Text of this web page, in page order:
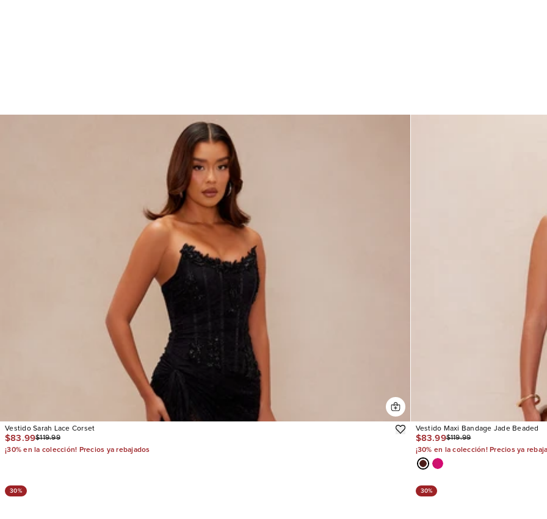
Vestido Sarah Lace Corset
$83.99$119.99
¡30% en la colección! Precios ya rebajados
Vestido Maxi Bandage Jade Beaded
$83.99$119.99
¡30% en la colección! Precios ya
30% 30%